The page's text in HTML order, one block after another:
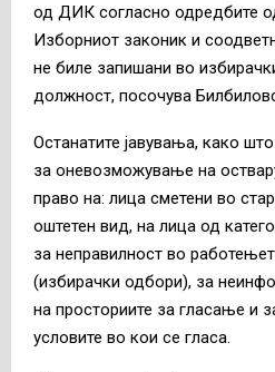
од ДИК согласно одредбите
Изборниот законик и
не биле запишани во
должност, посочува
Останатите јавувања, како
за оневозможување на
право на: лица сметени во
оштетен вид, на лица од
за неправилност во
(избирачки одбори), за
на просториите за гласање и
условите во кои се гласа.